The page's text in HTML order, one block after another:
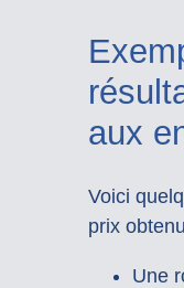
aux
Voici
prix
Une